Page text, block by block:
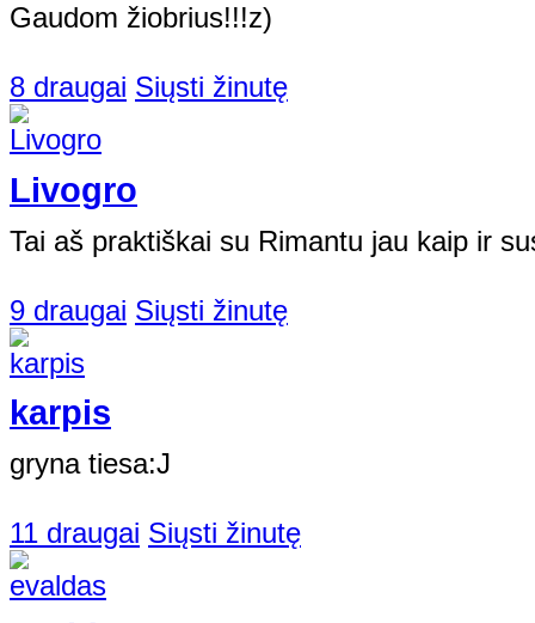
Gaudom žiobrius!!!z)
8 draugai Siųsti žinutę
Livogro
Tai aš praktiškai su Rimantu jau kaip ir
9 draugai Siųsti žinutę
karpis
gryna tiesa:J
11 draugai Siųsti žinutę